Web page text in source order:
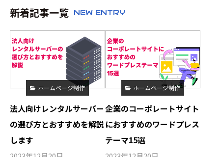
新着記事一覧 NEW ENTRY
ホームページ制作
法人向けレンタルサーバー
の選び方とおすすめを解説
します
ホームページ制作
企業のコーポレートサイト
におすすめのワードプレス
テーマ15選